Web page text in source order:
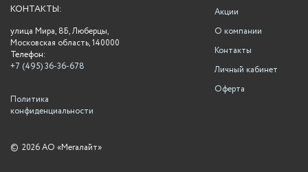
Акции
О компании
Контакты
Личный кабинет
Оферта
КОНТАКТЫ:
улица Мира, 8Б, Люберцы,
Московская область, 140000
Телефон:
+7 (495) 36-36-678
Политика
конфиденциальности
© 2026 АО «Мегалайт»